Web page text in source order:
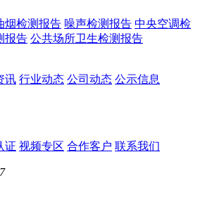
烟检测报告 噪声检测报告 中央空调检
报告 公共场所卫生检测报告
讯 行业动态 公司动态 公示信息
证 视频专区 合作客户 联系我们